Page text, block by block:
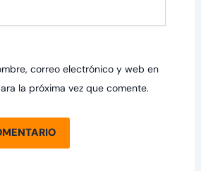
correo electrónico y web en
la próxima vez que comente.